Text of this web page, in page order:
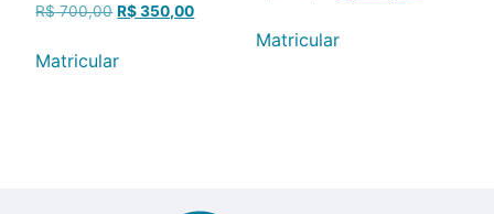
R$700,00 R$350,00
Matricular
Matricular